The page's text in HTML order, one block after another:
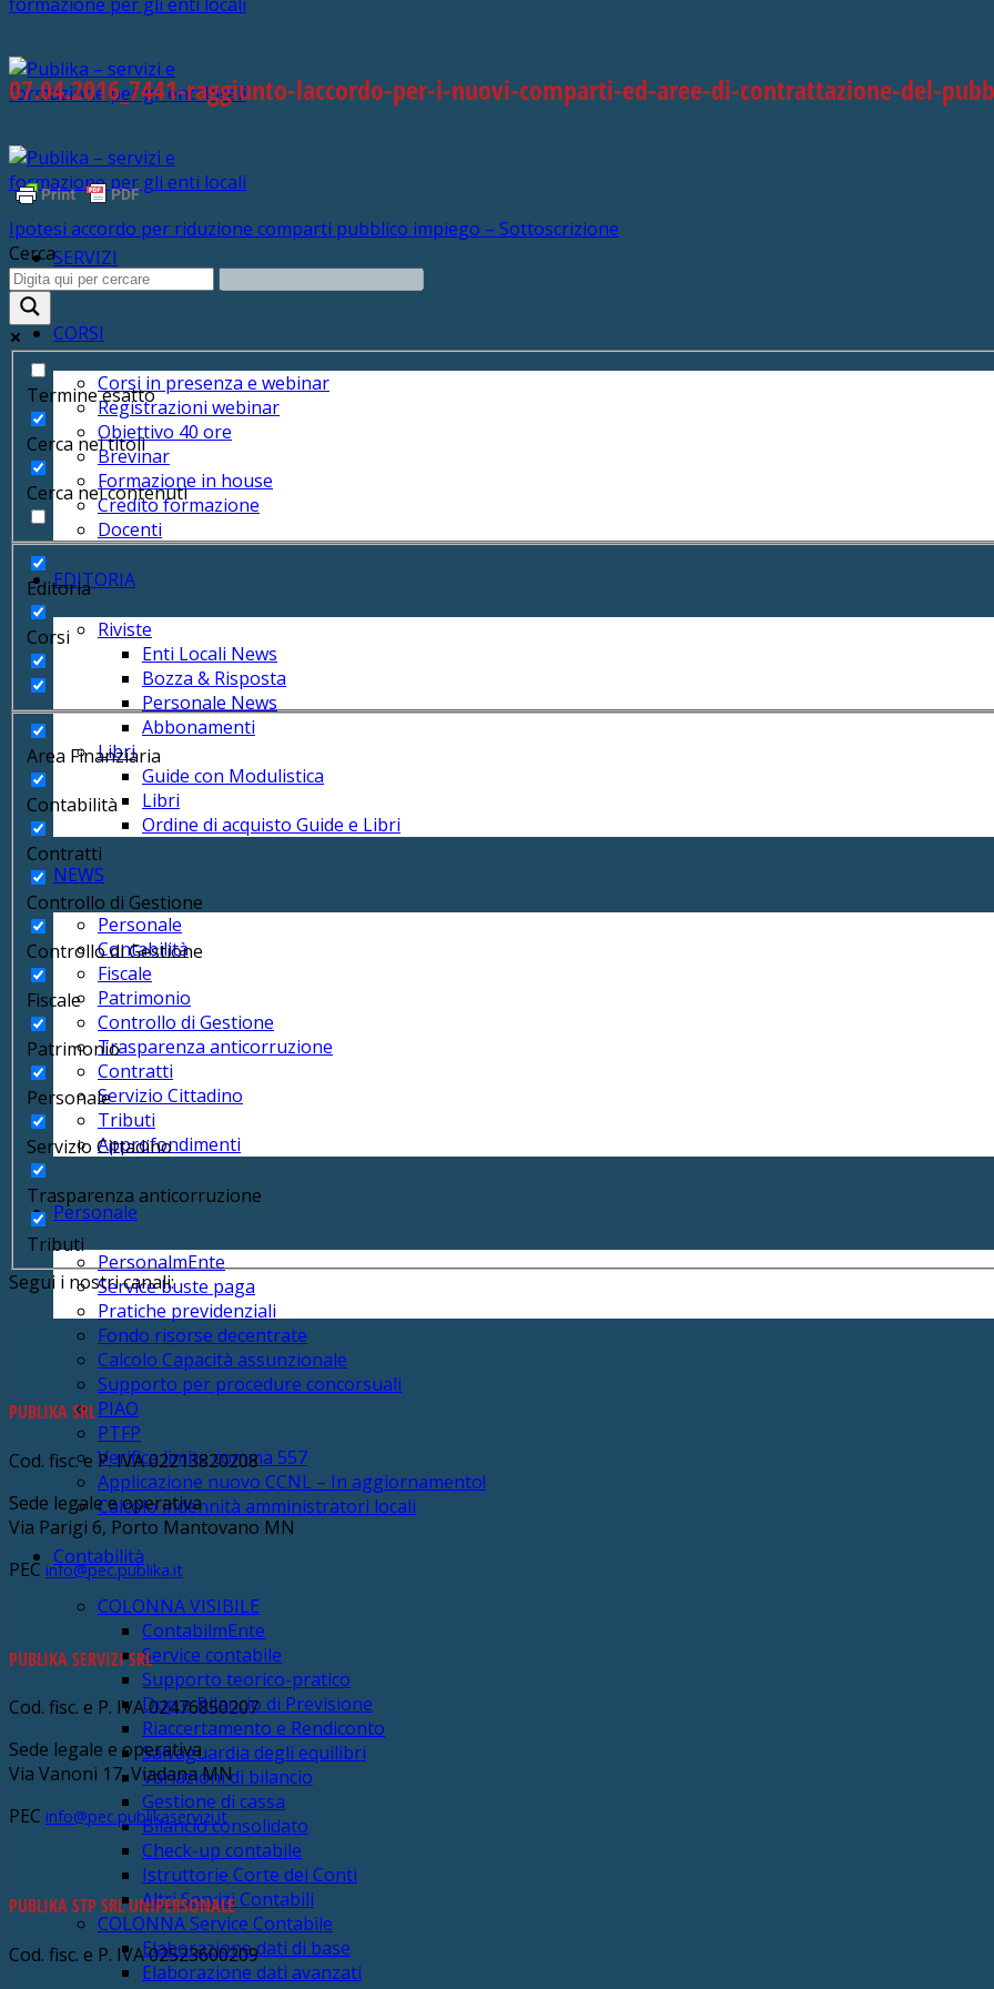
SERVIZI
CORSI
Corsi in presenza e webinar
Registrazioni webinar
Obiettivo 40 ore
Brevinar
Formazione in house
Credito formazione
Docenti
EDITORIA
Riviste
Enti Locali News
Bozza & Risposta
Personale News
Abbonamenti
Libri
Guide con Modulistica
Libri
Ordine di acquisto Guide e Libri
NEWS
Personale
Contabilità
Fiscale
Patrimonio
Controllo di Gestione
Trasparenza anticorruzione
Contratti
Servizio Cittadino
Tributi
Approfondimenti
Personale
PersonalmEnte
Service buste paga
Pratiche previdenziali
Fondo risorse decentrate
Calcolo Capacità assunzionale
Supporto per procedure concorsuali
PIAO
PTFP
Verifica limite comma 557
Applicazione nuovo CCNL – In aggiornamento!
Calcolo indennità amministratori locali
Contabilità
COLONNA VISIBILE
ContabilmEnte
Service contabile
Supporto teorico-pratico
Dup e Bilancio di Previsione
Riaccertamento e Rendiconto
Salvaguardia degli equilibri
Variazioni di bilancio
Gestione di cassa
Bilancio consolidato
Check-up contabile
Istruttorie Corte dei Conti
Altri Servizi Contabili
COLONNA Service Contabile
Elaborazione dati di base
Elaborazione dati avanzati
07.04.2016_7441-raggiunto-laccordo-per-i-nuovi-comparti-ed-aree-di-contrattazione-del-
Ipotesi accordo per riduzione comparti pubblico impiego – Sottoscrizione
Cerca
Termine esatto
Cerca nei titoli
Cerca nei contenuti
Editoria
Corsi
Area Finanziaria
Contabilità
Contratti
Controllo di Gestione
Controllo di Gestione
Fiscale
Patrimonio
Personale
Servizio Cittadino
Trasparenza anticorruzione
Tributi
Segui i nostri canali:
PUBLIKA SRL
Cod. fisc. e P. IVA 02213820208
Sede legale e operativa
Via Parigi 6, Porto Mantovano MN
PEC info@pec.publika.it
PUBLIKA SERVIZI SRL
Cod. fisc. e P. IVA 02476850207
Sede legale e operativa
Via Vanoni 17, Viadana MN
PEC info@pec.publikaservizi.it
PUBLIKA STP SRL UNIPERSONALE
Cod. fisc. e P. IVA 02523600209